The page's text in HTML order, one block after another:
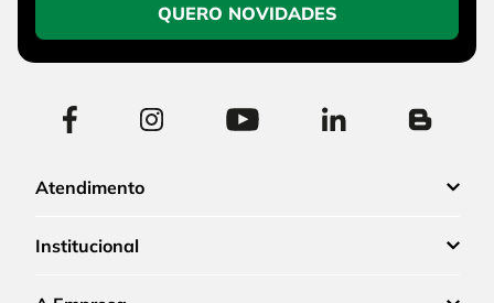
QUERO NOVIDADES
Atendimento
Institucional